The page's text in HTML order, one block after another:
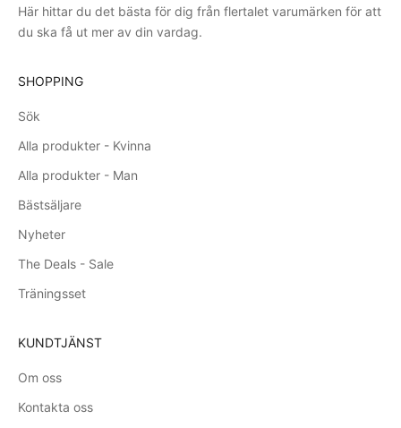
Här hittar du det bästa för dig från flertalet varumärken för att
du ska få ut mer av din vardag.
SHOPPING
Sök
Alla produkter - Kvinna
Alla produkter - Man
Bästsäljare
Nyheter
The Deals - Sale
Träningsset
KUNDTJÄNST
Om oss
Kontakta oss